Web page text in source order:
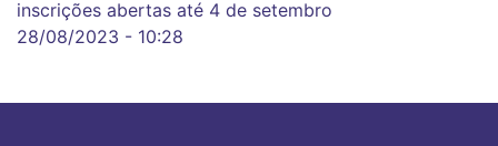
inscrições abertas até 4 de setembro
28/08/2023 - 10:28